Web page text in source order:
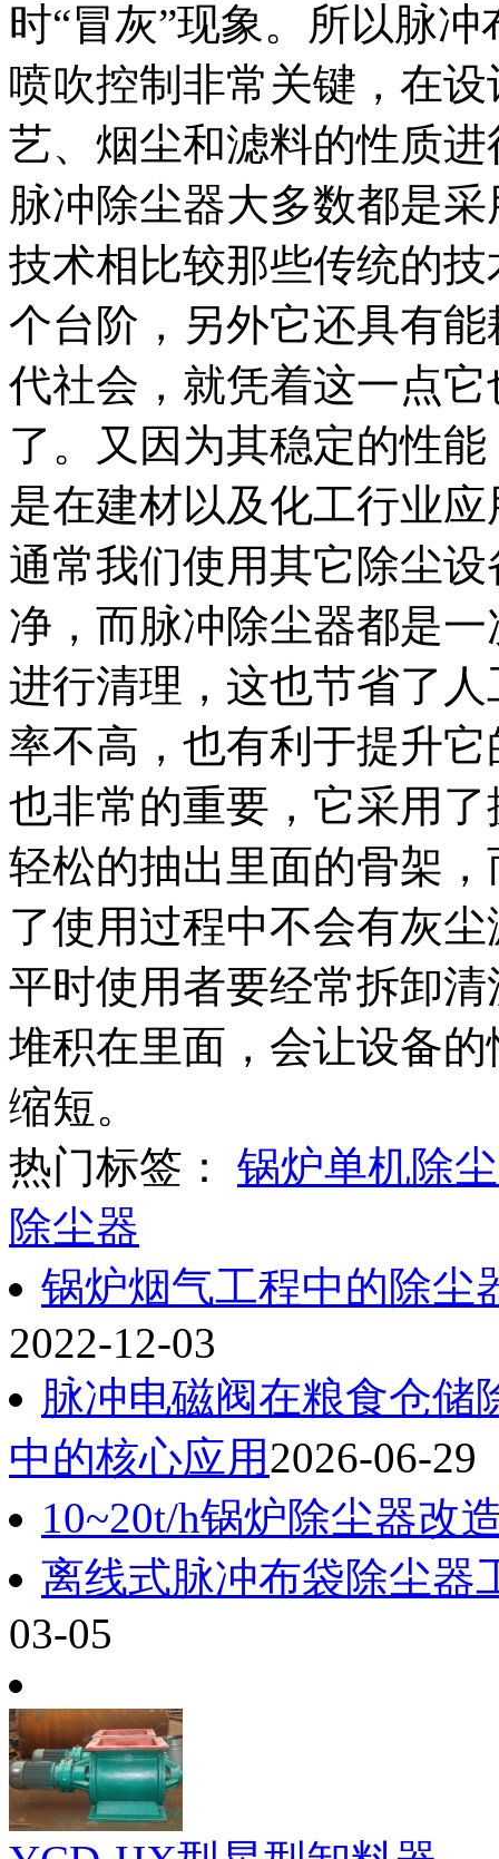
时“冒灰”现象。所以脉
喷吹控制非常关键，在
艺、烟尘和滤料的性质
脉冲除尘器大多数都是
技术相比较那些传统的
个台阶，另外它还具有
代社会，就凭着这一点
了。又因为其稳定的性
是在建材以及化工行业
通常我们使用其它除尘
净，而脉冲除尘器都是
进行清理，这也节省了
率不高，也有利于提升
也非常的重要，它采用
轻松的抽出里面的骨架
了使用过程中不会有灰
平时使用者要经常拆卸
堆积在里面，会让设备
缩短。
热门标签： 锅炉单机除
除尘器
锅炉烟气工程中的除尘
2022-12-03
脉冲电磁阀在粮食仓储
中的核心应用2026-06-29
10~20t/h锅炉除尘器改
离线式脉冲布袋除尘器
03-05